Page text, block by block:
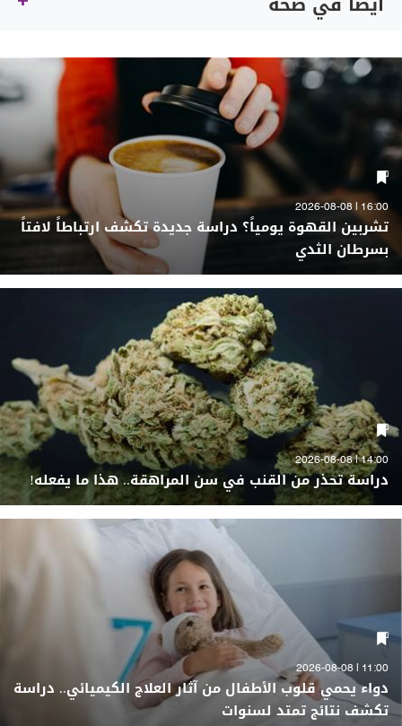
16:00 | 2026-08-08
تشربين القهوة يومياً؟ دراسة جديدة تكشف ارتباطاً لافتاً
بسرطان الثدي
14:00 | 2026-08-08
دراسة تحذر من القنب في سن المراهقة.. هذا ما يفعله!
11:00 | 2026-08-08
دواء يحمي قلوب الأطفال من آثار العلاج الكيميائي.. دراسة
تكشف نتائج تمتد لسنوات